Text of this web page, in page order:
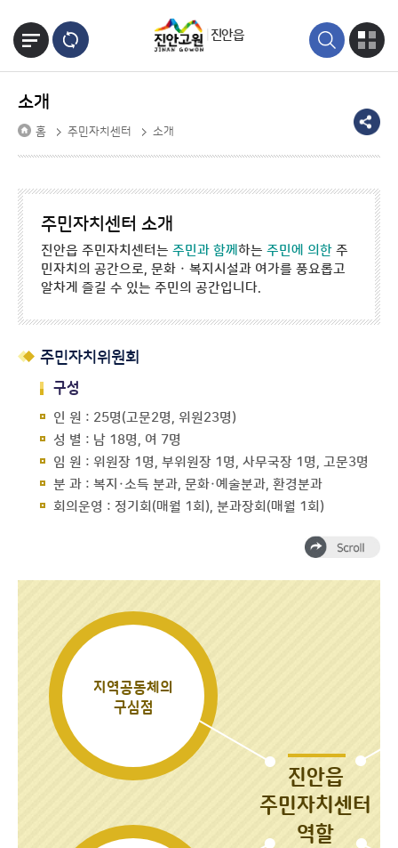
진안읍
소개
홈 주민자치센터 소개
주민자치센터 소개
진안읍 주민자치센터는 주민과 함께 하는 주민에 의한 주
민자치의 공간으로, 문화 · 복지시설과 여가를 풍요롭고
알차게 즐길 수 있는 주민의 공간입니다.
주민자치위원회
구성
인 원 : 25명(고문2명, 위원23명)
성 별 : 남 18명, 여 7명
임 원 : 위원장 1명, 부위원장 1명, 사무국장 1명, 고문3명
분 과 : 복지·소득 분과, 문화·예술분과, 환경분과
회의운영 : 정기회(매월 1회), 분과장회(매월 1회)
진안읍
주민자치센터
역할
지역공동체의
구심점